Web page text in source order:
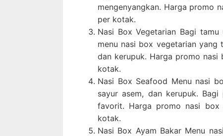
mengenyangkan. Harga promo
per kotak.
Nasi Box Vegetarian Bagi
menu nasi box vegetarian yang
dan kerupuk. Harga promo nasi
kotak.
Nasi Box Seafood Menu nasi
sayur asem, dan kerupuk.
favorit. Harga promo nasi
kotak.
Nasi Box Ayam Bakar Menu